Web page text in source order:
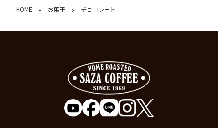
HOME » お菓子 » チョコレート